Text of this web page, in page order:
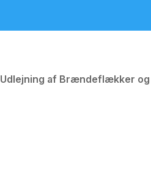
Udlejning af Brændeflækker